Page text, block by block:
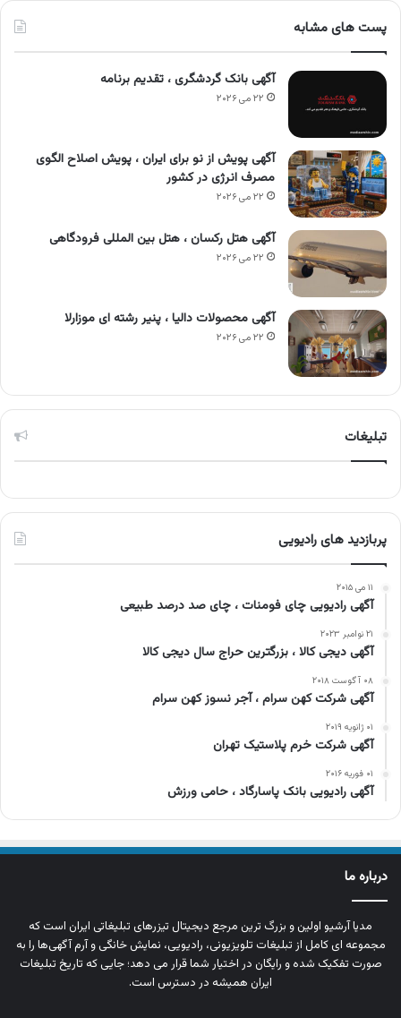
پست های مشابه
آگهی بانک گردشگری ، تقدیم برنامه
۲۲ می ۲۰۲۶
آگهی پویش از نو برای ایران ، پویش اصلاح الگوی
مصرف انرژی در کشور
۲۲ می ۲۰۲۶
آگهی هتل رکسان ، هتل بین المللی فرودگاهی
۲۲ می ۲۰۲۶
آگهی محصولات دالیا ، پنیر رشته ای موزارلا
۲۲ می ۲۰۲۶
تبلیغات
پربازدید های رادیویی
۱۱ می ۲۰۱۵
آگهی رادیویی چای فومنات ، چای صد درصد طبیعی
۲۱ نوامبر ۲۰۲۳
آگهی دیجی کالا ، بزرگترین حراج سال دیجی کالا
۰۸ آگوست ۲۰۱۸
آگهی شرکت کهن سرام ، آجر نسوز کهن سرام
۰۱ ژانویه ۲۰۱۹
آگهی شرکت خرم پلاستیک تهران
۰۱ فوریه ۲۰۱۶
آگهی رادیویی بانک پاسارگاد ، حامی ورزش
درباره ما
مدیا آرشیو اولین و بزرگ‌ ترین مرجع دیجیتال تیزرهای تبلیغاتی ایران است که
مجموعه‌ ای کامل از تبلیغات تلویزیونی، رادیویی، نمایش خانگی و آرم‌ آگهی‌ها را به‌
صورت تفکیک‌ شده و رایگان در اختیار شما قرار می‌ دهد؛ جایی که تاریخ تبلیغات
ایران همیشه در دسترس است.